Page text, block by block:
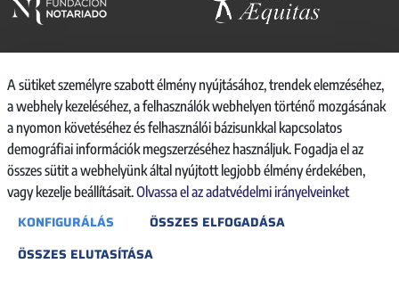
© 2026, CONSEJO GENERAL DEL NOTARIO
CANAL INTERNO DE INFORMACIÓN
REGISTRO DE ACTIVIDADES DE TRATAMIENTO
AVISO LEGAL
POLÍTICA DE COOKIES
ACCESIBILIDAD
A sütiket személyre szabott élmény nyújtásához, trendek elemzéséhez,
a webhely kezeléséhez, a felhasználók webhelyen történő mozgásának
a nyomon követéséhez és felhasználói bázisunkkal kapcsolatos
demográfiai információk megszerzéséhez használjuk. Fogadja el az
összes sütit a webhelyünk által nyújtott legjobb élmény érdekében,
vagy kezelje beállításait.Olvassa el az adatvédelmi irányelveinket
KONFIGURÁLÁS
ÖSSZES ELFOGADÁSA
ÖSSZES ELUTASÍTÁSA